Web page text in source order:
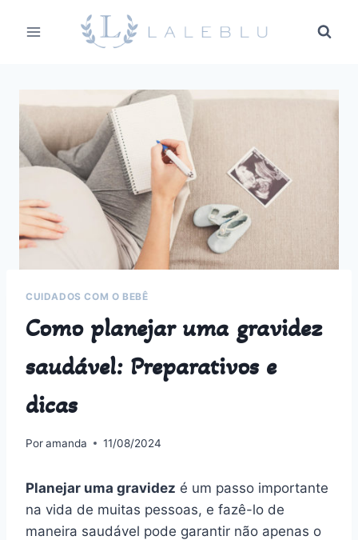
para
CUIDADOS COM O BEBÊ
Como planejar uma gravidez
saudável: Preparativos e
dicas
Poramanda 11/08/2024
Planejar uma gravidez é um passo importante
na vida de muitas pessoas, e fazê-lo de
maneira saudável pode garantir não apenas o